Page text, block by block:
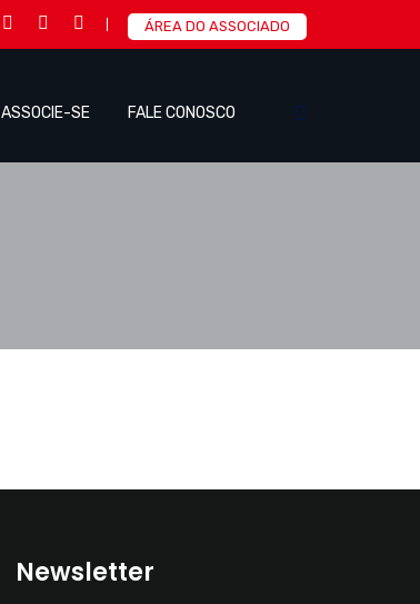
ÁREA DO ASSOCIADO
ASSOCIE-SE FALE CONOSCO
Newsletter